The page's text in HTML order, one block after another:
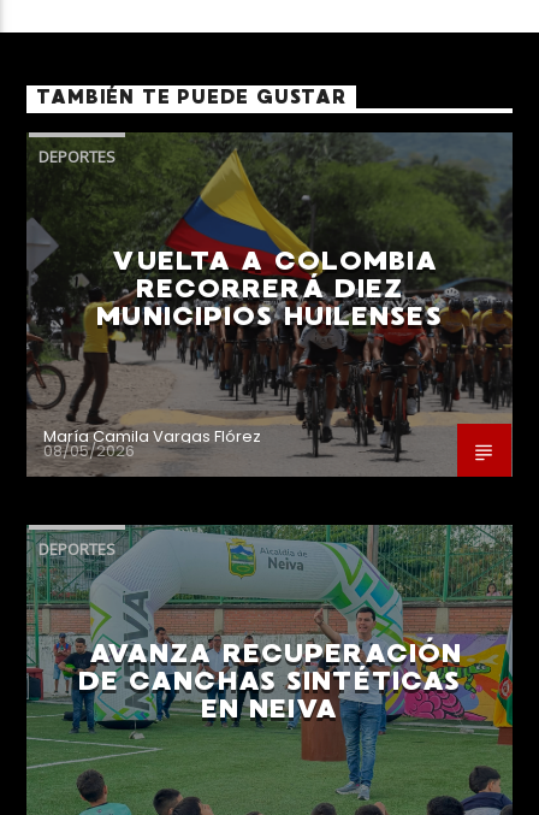
TAMBIÉN TE PUEDE GUSTAR
DEPORTES
VUELTA A COLOMBIA
RECORRERÁ DIEZ
MUNICIPIOS HUILENSES
María Camila Vargas Flórez
08/05/2026
DEPORTES
AVANZA RECUPERACIÓN
DE CANCHAS SINTÉTICAS
EN NEIVA